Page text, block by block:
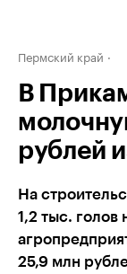
Пермский край
В
рублей
На
1,2 тыс. голов
25,9 млн